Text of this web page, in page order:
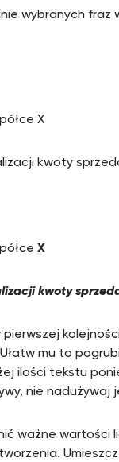
wybranych
X
kwoty
X
kwoty
mu to
ilości tekstu
nie
ważne wartości